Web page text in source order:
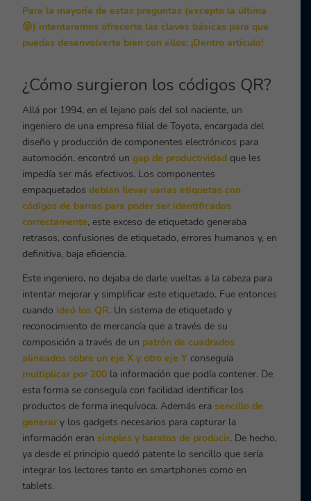
Para la mayoría de estas preguntas (excepto la última
😜) intentaremos ofrecerte las claves básicas para que
puedas desenvolverte bien con ellos: ¡Dentro artículo!
¿Cómo surgieron los códigos QR?
Allá por 1994, en el lejano país del sol naciente, un
ingeniero de una empresa filial de Toyota, encargada del
diseño y producción de componentes electrónicos para
automoción, encontró ungap de productividad que les
impedía ser más efectivos. Los componentes
empaquetadosdebían llevar varias etiquetas con
códigos de barras para poder ser identificados
correctamente, este exceso de etiquetado generaba
retrasos, confusiones de etiquetado, errores humanos y, en
definitiva, baja eficiencia.
Este ingeniero, no dejaba de darle vueltas a la cabeza para
intentar mejorar y simplificar este etiquetado. Fue entonces
cuando ideó los QR. Un sistema de etiquetado y
reconocimiento de mercancía que a través de su
composición a través de un patrón de cuadrados
alineados sobre un eje X y otro eje Y conseguía
multiplicar por 200 la información que podía contener. De
esta forma se conseguía con facilidad identificar los
productos de forma inequívoca. Además erasencillo de
generary los gadgets necesarios para capturar la
información eransimples y baratos de producir. De hecho,
ya desde el principio quedó patente lo sencillo que sería
integrar los lectores tanto en smartphones como en
tablets.